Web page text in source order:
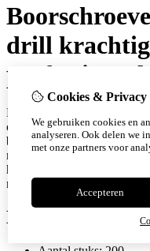
drill
professioneel
De boorschroeven rvs A2
ontwikkeld voor
betrouwbaarheid eisen bij
meer dan 40 jaar ervaring
hoogwaardige
roestvrije bevestiging.
Kenmerken:
Cookies & Privacy
We gebruiken cookies en
analyseren. Ook delen we
met onze partners voor
Accepteren